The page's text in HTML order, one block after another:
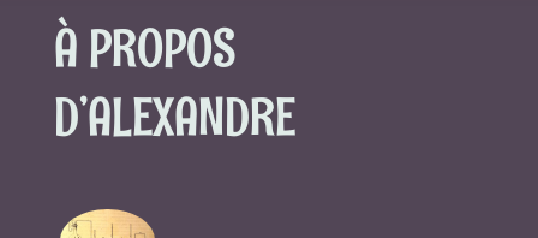
À PROPOS
D’ALEXANDRE